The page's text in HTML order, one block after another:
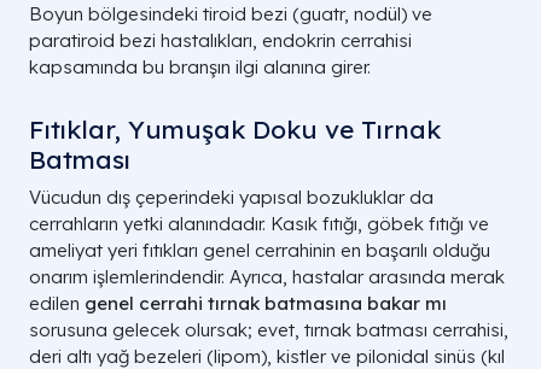
Boyun bölgesindeki tiroid bezi (guatr, nodül) ve
paratiroid bezi hastalıkları, endokrin cerrahisi
kapsamında bu branşın ilgi alanına girer.
Fıtıklar, Yumuşak Doku ve Tırnak
Batması
Vücudun dış çeperindeki yapısal bozukluklar da
cerrahların yetki alanındadır. Kasık fıtığı, göbek fıtığı ve
ameliyat yeri fıtıkları genel cerrahinin en başarılı olduğu
onarım işlemlerindendir. Ayrıca, hastalar arasında merak
edilen genel cerrahi tırnak batmasına bakar mı
sorusuna gelecek olursak; evet, tırnak batması cerrahisi,
deri altı yağ bezeleri (lipom), kistler ve pilonidal sinüs (kıl